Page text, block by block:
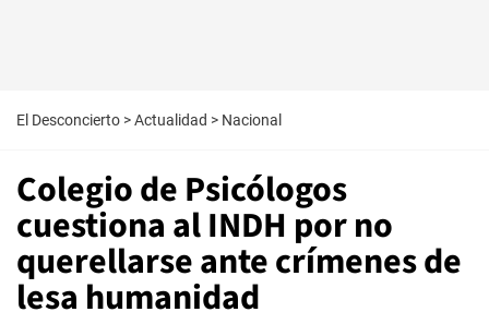
El Desconcierto >Actualidad > Nacional
Colegio de Psicólogos
cuestiona al INDH por no
querellarse ante crímenes de
lesa humanidad